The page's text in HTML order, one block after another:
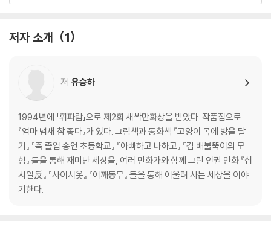
14화 눈 덮인 들판 걸어갈 때
작가의 말
나혜석 연보
참고 자료
저자 소개 1
저 유승하
1994년에 「휘파람」으로 제2회 새싹만화상을 받았다. 작품집으로
『엄마 냄새 참 좋다』가 있다. 그림책과 동화책 『고양이 목에 방울 달
기』 『축 졸업 송언 초등학교』 『아빠하고 나하고』 『김 배불뚝이의 모
험』 들을 통해 재미난 세상을, 여러 만화가와 함께 그린 인권 만화 『십
시일反』 『사이시옷』 『어깨동무』 들을 통해 어울려 사는 세상을 이야
기한다.